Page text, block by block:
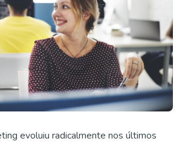
evoluiu radicalmente nos últimos